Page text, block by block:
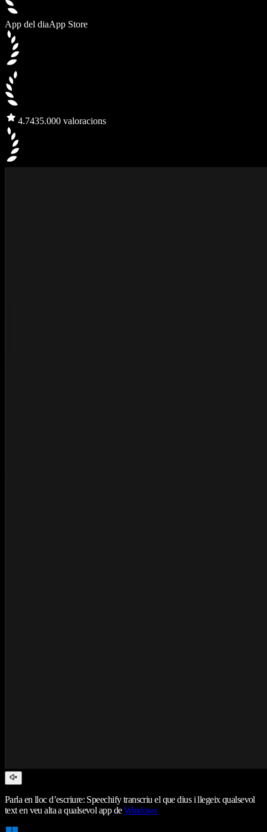
App del diaApp Store
4.7435.000 valoracions
Parla en lloc d’escriure: Speechify transcriu el que dius i llegeix qualsevol
text en veu alta a qualsevol app deWindows